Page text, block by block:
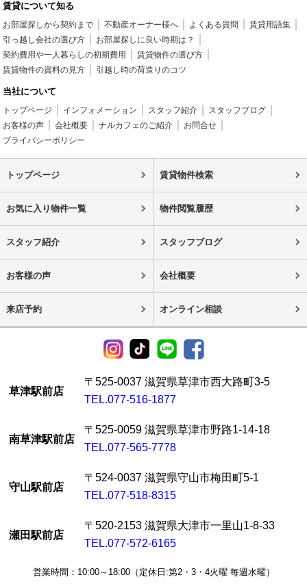
賃貸について知る
お部屋探しから契約まで 不動産オーナー様へ よくある質問
賃貸用語集
引っ越し会社の選び方
お部屋探しに良い時期は？
契約費用や一人暮らしの初期費用
賃貸物件の選び方
賃貸物件の資料の見方
引越し時の荷造りのコツ
当社について
トップページ インフォメーション スタッフ紹介
スタッフブログ
お客様の声
会社概要 ナルカフェのご紹介
お問合せ
プライバシーポリシー
トップページ 賃貸物件検索
お気に入り物件一覧 物件閲覧履歴
スタッフ紹介 スタッフブログ
お客様の声 会社概要
来店予約 オンライン相談
草津駅前店
〒525-0037 滋賀県草津市西大路町3-5
TEL.077-516-1877
南草津駅前店
〒525-0059 滋賀県草津市野路1-14-18
TEL.077-565-7778
守山駅前店
〒524-0037 滋賀県守山市梅田町5-1
TEL.077-518-8315
瀬田駅前店
〒520-2153 滋賀県大津市一里山1-8-33
TEL.077-572-6165
営業時間：10:00～18:00（定休日:第2・3・4火曜 毎週水曜）